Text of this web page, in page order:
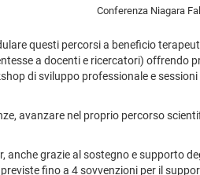
Conferenza Niagara
questi percorsi a beneficio
a docenti e ricercatori) offrendo
di sviluppo professionale e
avanzare nel proprio percorso
grazie al sostegno e supporto
fino a 4 sovvenzioni per il